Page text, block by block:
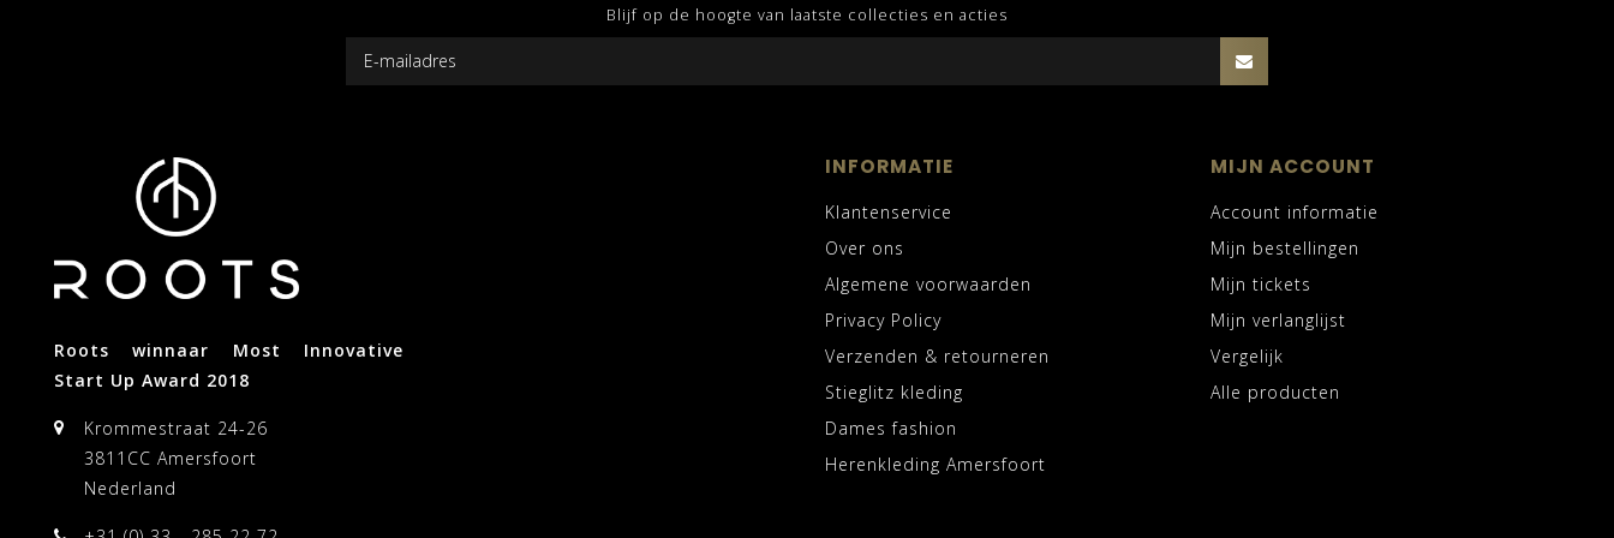
Blijf op de hoogte van laatste collecties en acties
Roots winnaar Most Innovative
Start Up Award 2018
Krommestraat 24-26
3811CC Amersfoort
Nederland
INFORMATIE
Klantenservice
Over ons
Algemene voorwaarden
Privacy Policy
Verzenden & retourneren
Stieglitz kleding
Dames fashion
Herenkleding Amersfoort
MIJN ACCOUNT
Account informatie
Mijn bestellingen
Mijn tickets
Mijn verlanglijst
Vergelijk
Alle producten